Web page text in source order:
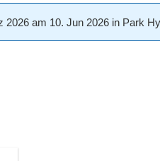
am 10. Jun 2026 in Park